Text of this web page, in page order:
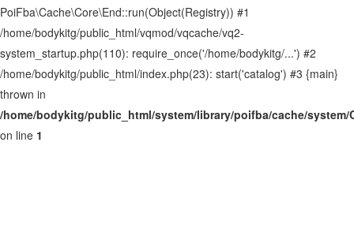
Güncellenecek
HESABIM
Ürün Kategoriler
Panelim
Hesabımı Düzenle
PoiFba\Cache\Core\End::run(Object(Registry)) #1
/home/bodykitg/public_html/vqmod/vqcache/vq2-
system_startup.php(110): require_once('/home/bodykitg/...') #2
/home/bodykitg/public_html/index.php(23): start('catalog') #3 {main}
thrown in
/home/bodykitg/public_html/system/library/poifba/cache/system/
on line 1